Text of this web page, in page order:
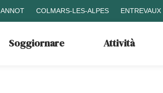
ANNOT COLMARS-LES-ALPES ENTREVAUX
Soggiornare Attività